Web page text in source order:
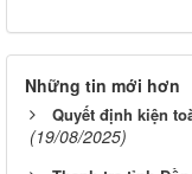
Những tin mới hơn
Quyết định kiện
(19/08/2025)